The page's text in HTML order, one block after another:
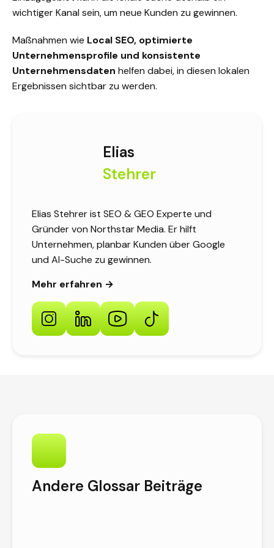
wichtiger Kanal sein, um neue Kunden zu gewinnen.
Maßnahmen wie Local SEO, optimierte
Unternehmensprofile und konsistente
Unternehmensdaten helfen dabei, in diesen lokalen
Ergebnissen sichtbar zu werden.
Elias
Stehrer
Elias Stehrer ist SEO & GEO Experte und
Gründer von Northstar Media. Er hilft
Unternehmen, planbar Kunden über Google
und AI-Suche zu gewinnen.
Mehr erfahren →
Andere Glossar Beiträge